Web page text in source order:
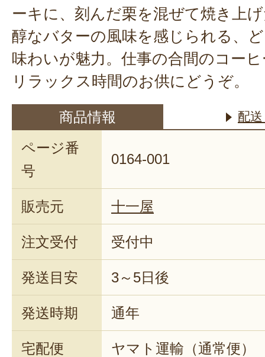
ーキに、刻んだ栗を混ぜて焼き上
醇なバターの風味を感じられる、
味わいが魅力。仕事の合間のコー
リラックス時間のお供にどうぞ。
商品情報 配
ページ番
号
0164-001
販売元 十一屋
注文受付 受付中
発送目安 3～5日後
発送時期 通年
宅配便 ヤマト運輸（通常便）